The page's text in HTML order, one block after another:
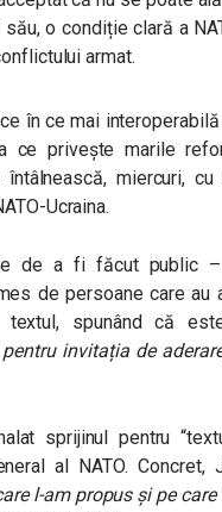
o condiție clară a
armat.
în ce mai
ce privește marile
miercuri, cu
Ucraina.
de a fi făcut public
de persoane care au
textul, spunând că
invitația de
sprijinul pentru
al NATO. Concret,
l-am propus și pe